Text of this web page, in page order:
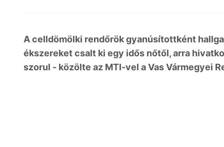
A celldömölki rendőrök gyanúsítottként
ékszereket csalt ki egy idős nőtől, arra
szorul - közölte az MTI-vel a Vas Vármegyei